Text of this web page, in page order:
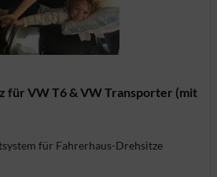
für VW T6 & VW Transporter (mit
für Fahrerhaus-Drehsitze